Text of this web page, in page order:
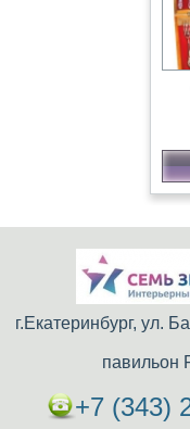
г.Екатеринбург, ул.
павильон
+7 (343)